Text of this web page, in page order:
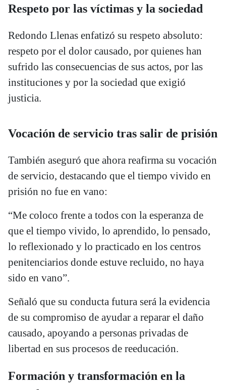
Respeto por las víctimas y la sociedad
Redondo Llenas enfatizó su respeto absoluto:
respeto por el dolor causado, por quienes han
sufrido las consecuencias de sus actos, por las
instituciones y por la sociedad que exigió
justicia.
Vocación de servicio tras salir de prisión
También aseguró que ahora reafirma su vocación
de servicio, destacando que el tiempo vivido en
prisión no fue en vano:
“Me coloco frente a todos con la esperanza de
que el tiempo vivido, lo aprendido, lo pensado,
lo reflexionado y lo practicado en los centros
penitenciarios donde estuve recluido, no haya
sido en vano”.
Señaló que su conducta futura será la evidencia
de su compromiso de ayudar a reparar el daño
causado, apoyando a personas privadas de
libertad en sus procesos de reeducación.
Formación y transformación en la